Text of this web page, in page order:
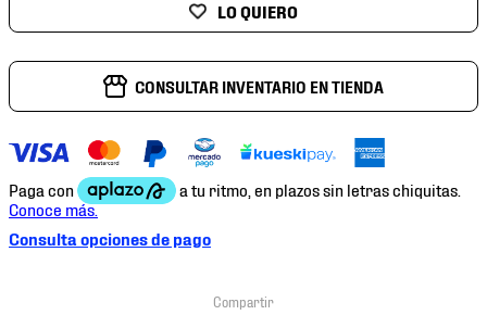
CONSULTAR INVENTARIO EN TIENDA
Consulta opciones de pago